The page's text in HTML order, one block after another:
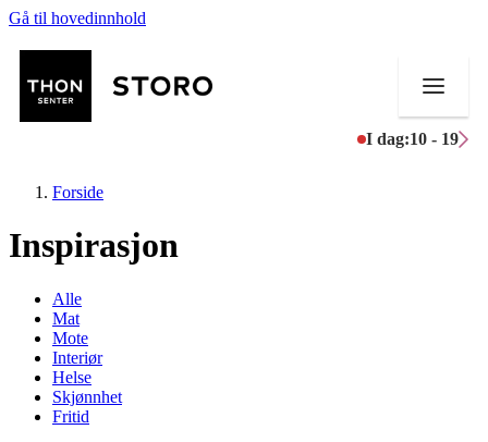
Gå til hovedinnhold
I dag:10 - 19
Butikker
Mat og drikke
Helse
Aktiviteter
Forside
Inspirasjon
Alle
Mat
Mote
Interiør
Helse
Skjønnhet
Fritid